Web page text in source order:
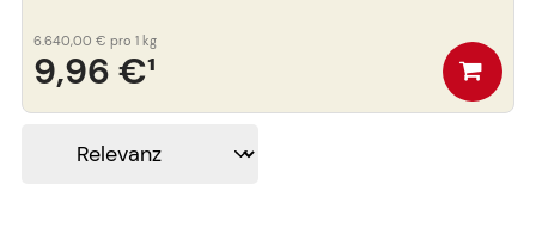
9,96 €¹
6.640,00 € pro 1 kg